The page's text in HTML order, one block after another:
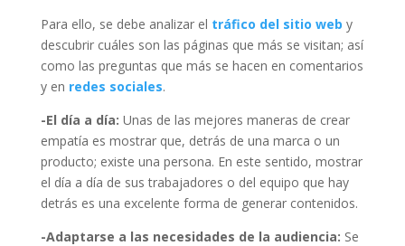
Para ello, se debe analizar el tráfico del sitio web y
descubrir cuáles son las páginas que más se visitan; así
como las preguntas que más se hacen en comentarios
y en redes sociales.
-El día a día: Unas de las mejores maneras de crear
empatía es mostrar que, detrás de una marca o un
producto; existe una persona. En este sentido, mostrar
el día a día de sus trabajadores o del equipo que hay
detrás es una excelente forma de generar contenidos.
-Adaptarse a las necesidades de la audiencia: Se